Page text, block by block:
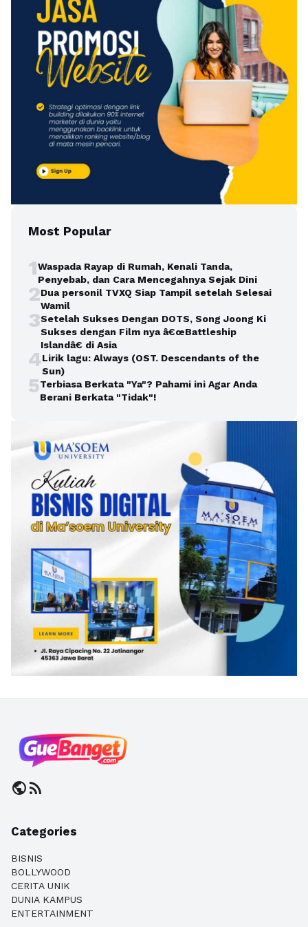
Most Popular
1Waspada Rayap di Rumah, Kenali Tanda,
Penyebab, dan Cara Mencegahnya Sejak Dini
2Dua personil TVXQ Siap Tampil setelah Selesai
Wamil
3Setelah Sukses Dengan DOTS, Song Joong Ki
Sukses dengan Film nya â€œBattleship
Islandâ€ di Asia
4Lirik lagu: Always (OST. Descendants of the
Sun)
5Terbiasa Berkata "Ya"? Pahami ini Agar Anda
Berani Berkata "Tidak"!
publicrss_feed
Categories
BISNIS
BOLLYWOOD
CERITA UNIK
DUNIA KAMPUS
ENTERTAINMENT